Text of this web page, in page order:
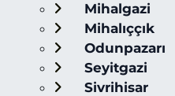
Mihalgazi
Mihalıççık
Odunpazarı
Seyitgazi
Sivrihisar